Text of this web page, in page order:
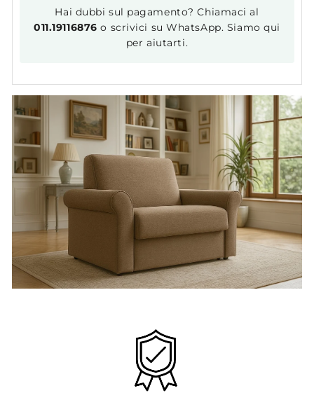
Hai dubbi sul pagamento? Chiamaci al
011.19116876 o scrivici su WhatsApp. Siamo qui
per aiutarti.